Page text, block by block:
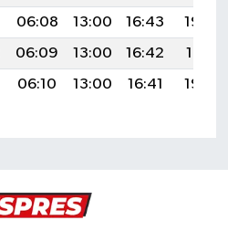
06:08 13:00 16:43
19:43
06:09 13:00 16:42
19:41
06:10 13:00 16:41 19:40